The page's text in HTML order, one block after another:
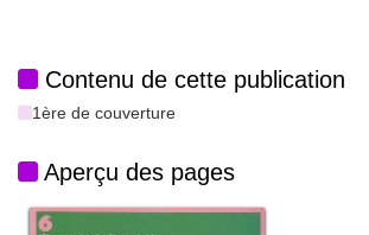
Contenu de cette publication
1ère de couverture
Aperçu des pages